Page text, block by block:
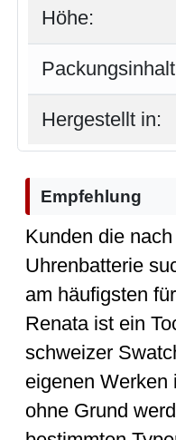
Höhe:
Hergestellt in:
Empfehlung
Kunden die
Uhrenbatterie
am häufigsten
Renata ist ein
schweizer
eigenen
ohne Grund